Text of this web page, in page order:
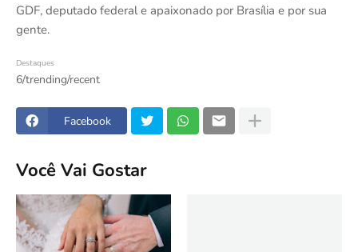
GDF, deputado federal e apaixonado por Brasília e por sua
gente.
Destaques
6/trending/recent
Facebook
Você Vai Gostar